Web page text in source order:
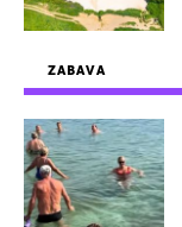
ZABAVA